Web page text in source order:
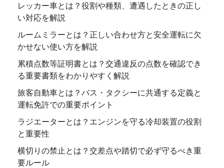
レッカー車とは？役割や種類、遭遇したときの正し
い対応を解説
ルームミラーとは？正しい合わせ方と安全運転に欠
かせない使い方を解説
累積点数等証明書とは？交通違反の点数を確認でき
る重要書類をわかりやすく解説
旅客自動車とは？バス・タクシーに共通する定義と
運転免許での重要ポイント
ラジエーターとは？エンジンを守る冷却装置の役割
と重要性
横切りの禁止とは？交差点や踏切で必ず守るべき重
要ルール